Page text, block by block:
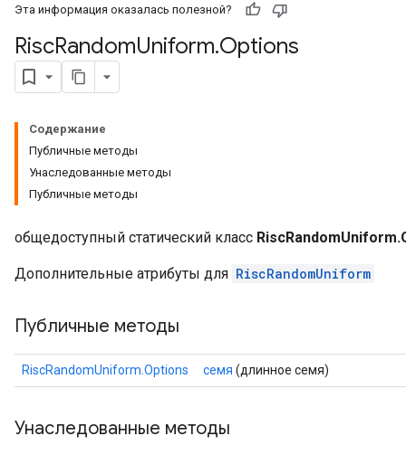
Эта информация оказалась полезной?
RiscRandomUniform.Options
Содержание
Публичные методы
Унаследованные методы
Публичные методы
общедоступный статический класс
Дополнительные атрибуты для RiscRandomUniform
Публичные методы
RiscRandomUniform.Options семя (длинное семя)
Унаследованные методы